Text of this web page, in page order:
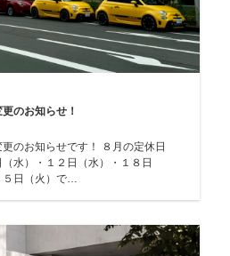
のお知らせ！
らせです！ ８月の定休日
水）・１２日（水）・１８日
５日（火）で…